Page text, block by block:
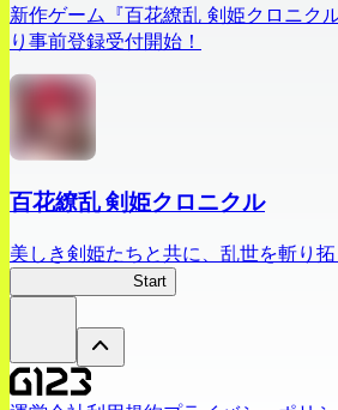
新作ゲーム『百花繚乱 剣姫クロニク
り事前登録受付開始！
百花繚乱 剣姫クロニクル
美しき剣姫たちと共に、乱世を斬り
Start